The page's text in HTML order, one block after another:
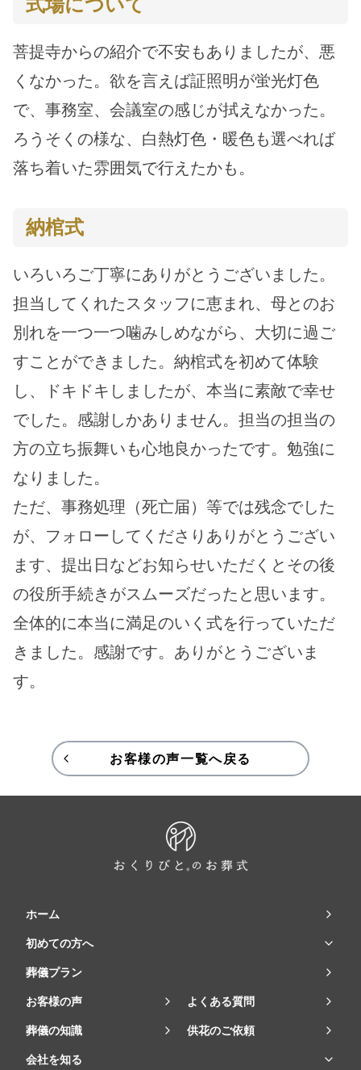
菩提寺からの紹介で不安もありましたが、悪
くなかった。欲を言えば証照明が蛍光灯色
で、事務室、会議室の感じが拭えなかった。
ろうそくの様な、白熱灯色・暖色も選べれば
落ち着いた雰囲気で行えたかも。
納棺式
いろいろご丁寧にありがとうございました。
担当してくれたスタッフに恵まれ、母とのお
別れを一つ一つ噛みしめながら、大切に過ご
すことができました。納棺式を初めて体験
し、ドキドキしましたが、本当に素敵で幸せ
でした。感謝しかありません。担当の担当の
方の立ち振舞いも心地良かったです。勉強に
なりました。
ただ、事務処理（死亡届）等では残念でした
が、フォローしてくださりありがとうござい
ます、提出日などお知らせいただくとその後
の役所手続きがスムーズだったと思います。
全体的に本当に満足のいく式を行っていただ
きました。感謝です。ありがとうございま
す。
お客様の声一覧へ戻る
ホーム
初めての方へ
葬儀プラン
お客様の声 よくある質問
葬儀の知識 供花のご依頼
会社を知る